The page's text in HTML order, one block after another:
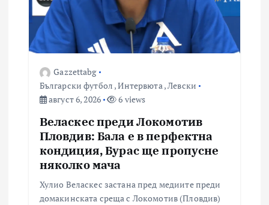
Gazzettabg
Български футбол ,Интервюта,Левски
август 6, 2026
6 views
Веласкес преди Локомотив
Пловдив: Бала е в перфектна
кондиция, Бурас ще пропусне
няколко мача
Хулио Веласкес застана пред медиите преди
домакинската среща с Локомотив (Пловдив)